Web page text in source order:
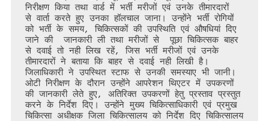
निरीक्षण किया तथा वार्ड में भर्ती मरीजों एवं उनके तीमारदारों
से वार्ता करते हुए उनका हॉलचाल जाना। उन्होंने भर्ती रोगियों
को भर्ती के समय, चिकित्सकों की उपस्थिति एवं औषधियां दिए
जाने की  जानकारी ली तथा मरीजों से  पूछा चिकित्सक बाहर
से दवाई तो नही लिख रहें, जिस भर्ती मरीजों एवं उनके
तीमारदारों ने बताया कि बाहर से दवाई नही लिखी है।
जिलाधिकारी ने उपस्थित स्टाफ से उनकी समस्याए भी जानी।
ओटी निरीक्षण के दौरान उन्होंने आपरेशन थिएटर में उपकरणों
की जानकारी लेते हुए, अतिरिक्त उपकरणों हेतु प्रस्ताव प्रस्तुत
करने के निर्देश दिए। उन्होंने मुख्य चिकित्साधिकारी एवं प्रमुख
चिकित्सा अधीक्षक जिला चिकित्सालय को निर्देश दिए चिकित्सालय